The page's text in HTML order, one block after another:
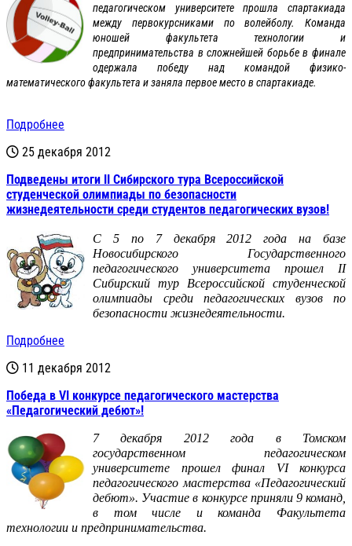
педагогическом университете прошла спартакиада
между первокурсниками по волейболу. Команда
юношей факультета технологии и
предпринимательства в сложнейшей борьбе в финале
одержала победу над командой физико-
математического факультета и заняла первое место в спартакиаде.
Подробнее
25 декабря 2012
Подведены итоги II Сибирского тура Всероссийской
студенческой олимпиады по безопасности
жизнедеятельности среди студентов педагогических вузов!
С 5 по 7 декабря 2012 года на базе
Новосибирского Государственного
педагогического университета прошел II
Сибирский тур Всероссийской студенческой
олимпиады среди педагогических вузов по
безопасности жизнедеятельности.
Подробнее
11 декабря 2012
Победа в VI конкурсе педагогического мастерства
«Педагогический дебют»!
7 декабря 2012 года в Томском
государственном педагогическом
университете прошел финал VI конкурса
педагогического мастерства «Педагогический
дебют». Участие в конкурсе приняли 9 команд,
в том числе и команда Факультета
технологии и предпринимательства.